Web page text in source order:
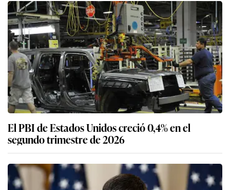
El PBI de Estados Unidos creció 0,4% en el
segundo trimestre de 2026